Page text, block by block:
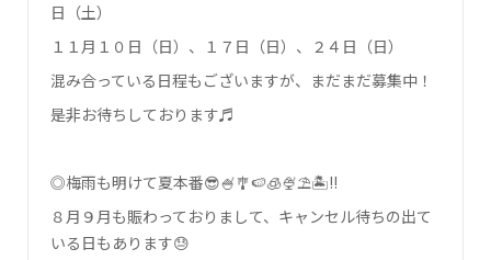
日（土）
１１月１０日（日）、１７日（日）、２４日（日）
混み合っている日程もございますが、まだまだ募集中！
是非お待ちしております♬
◎梅雨も明けて夏本番😎🍧🎐🍉🧊🍨⛱️🏝!!
８月９月も賑わっておりまして、キャンセル待ちの出て
いる日もあります😓